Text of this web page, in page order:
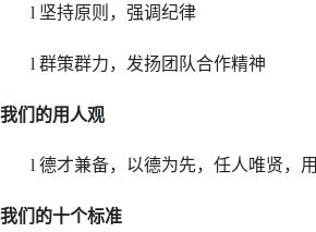
l 坚持原则，强调纪律
l 群策群力，发扬团队合作精神
我们的用人观
l 德才兼备，以德为先，任人唯贤，
我们的十个标准